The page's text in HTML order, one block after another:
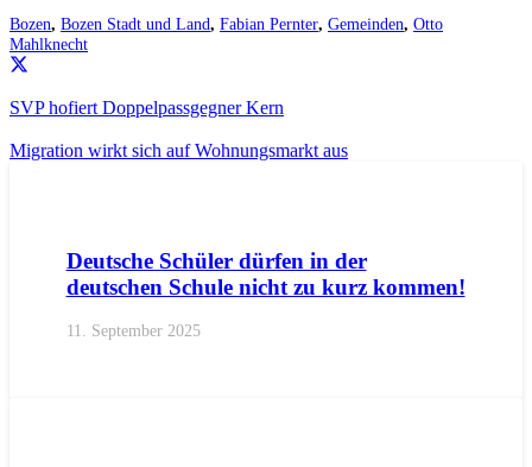
Bozen, Bozen Stadt und Land, Fabian Pernter, Gemeinden, Otto
Mahlknecht
SVP hofiert Doppelpassgegner Kern
Migration wirkt sich auf Wohnungsmarkt aus
Deutsche Schüler dürfen in der
deutschen Schule nicht zu kurz kommen!
11. September 2025